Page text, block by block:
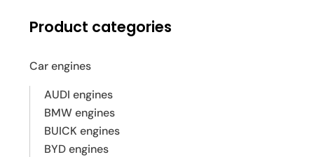
Product categories
Car engines
AUDI engines
BMW engines
BUICK engines
BYD engines